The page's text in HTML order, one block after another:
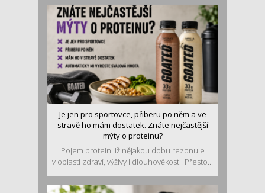
Je jen pro sportovce, přiberu po něm a ve
stravě ho mám dostatek. Znáte nejčastější
mýty o proteinu?
Pojem protein již nějakou dobu rezonuje
v oblasti zdraví, výživy i dlouhověkosti. Přesto...